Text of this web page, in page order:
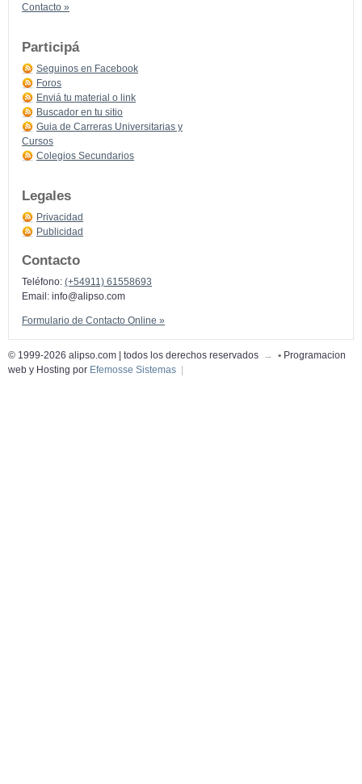
Contacto »
Participá
Seguinos en Facebook
Foros
Enviá tu material o link
Buscador en tu sitio
Guia de Carreras Universitarias y
Cursos
Colegios Secundarios
Legales
Privacidad
Publicidad
Contacto
Teléfono: (+54911) 61558693
Email: info@alipso.com
Formulario de Contacto Online »
© 1999-2026 alipso.com | todos los derechos reservados → • Programacion
web y Hosting por Efemosse Sistemas |